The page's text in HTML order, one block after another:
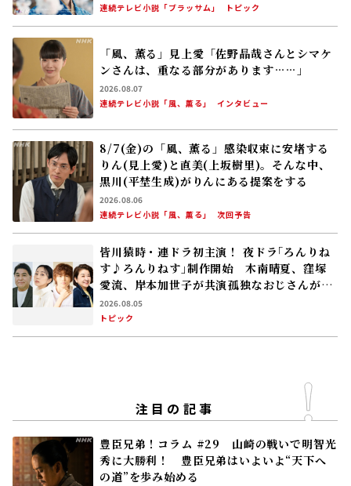
連続テレビ小説「ブラッサム」
トピック
「風、薫る」見上愛「佐野晶哉さんとシマケ
ンさんは、重なる部分があります……」
2026.08.07
連続テレビ小説「風、薫る」
インタビュー
8/7(金)の「風、薫る」感染収束に安堵する
りん(見上愛)と直美(上坂樹里)。そんな中、
黒川(平埜生成)がりんにある提案をする
2026.08.06
連続テレビ小説「風、薫る」
次回予告
皆川猿時・連ドラ初主演！ 夜ドラ｢ろんりね
す♪ろんりねす｣制作開始 木南晴夏、窪塚
愛流、岸本加世子が共演――孤独なおじさんが､
人生でやり残したことに向き合う
2026.08.05
トピック
注目の記事
豊臣兄弟！コラム #29 山崎の戦いで明智光
秀に大勝利！ 豊臣兄弟はいよいよ“天下へ
の道”を歩み始める